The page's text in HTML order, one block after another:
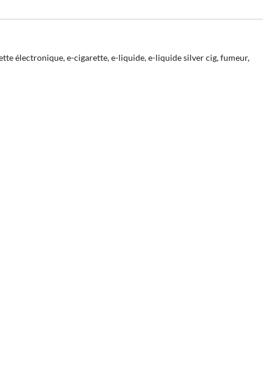
électronique,e-cigarette,e-liquide,e-liquide silver cig,fumeur,